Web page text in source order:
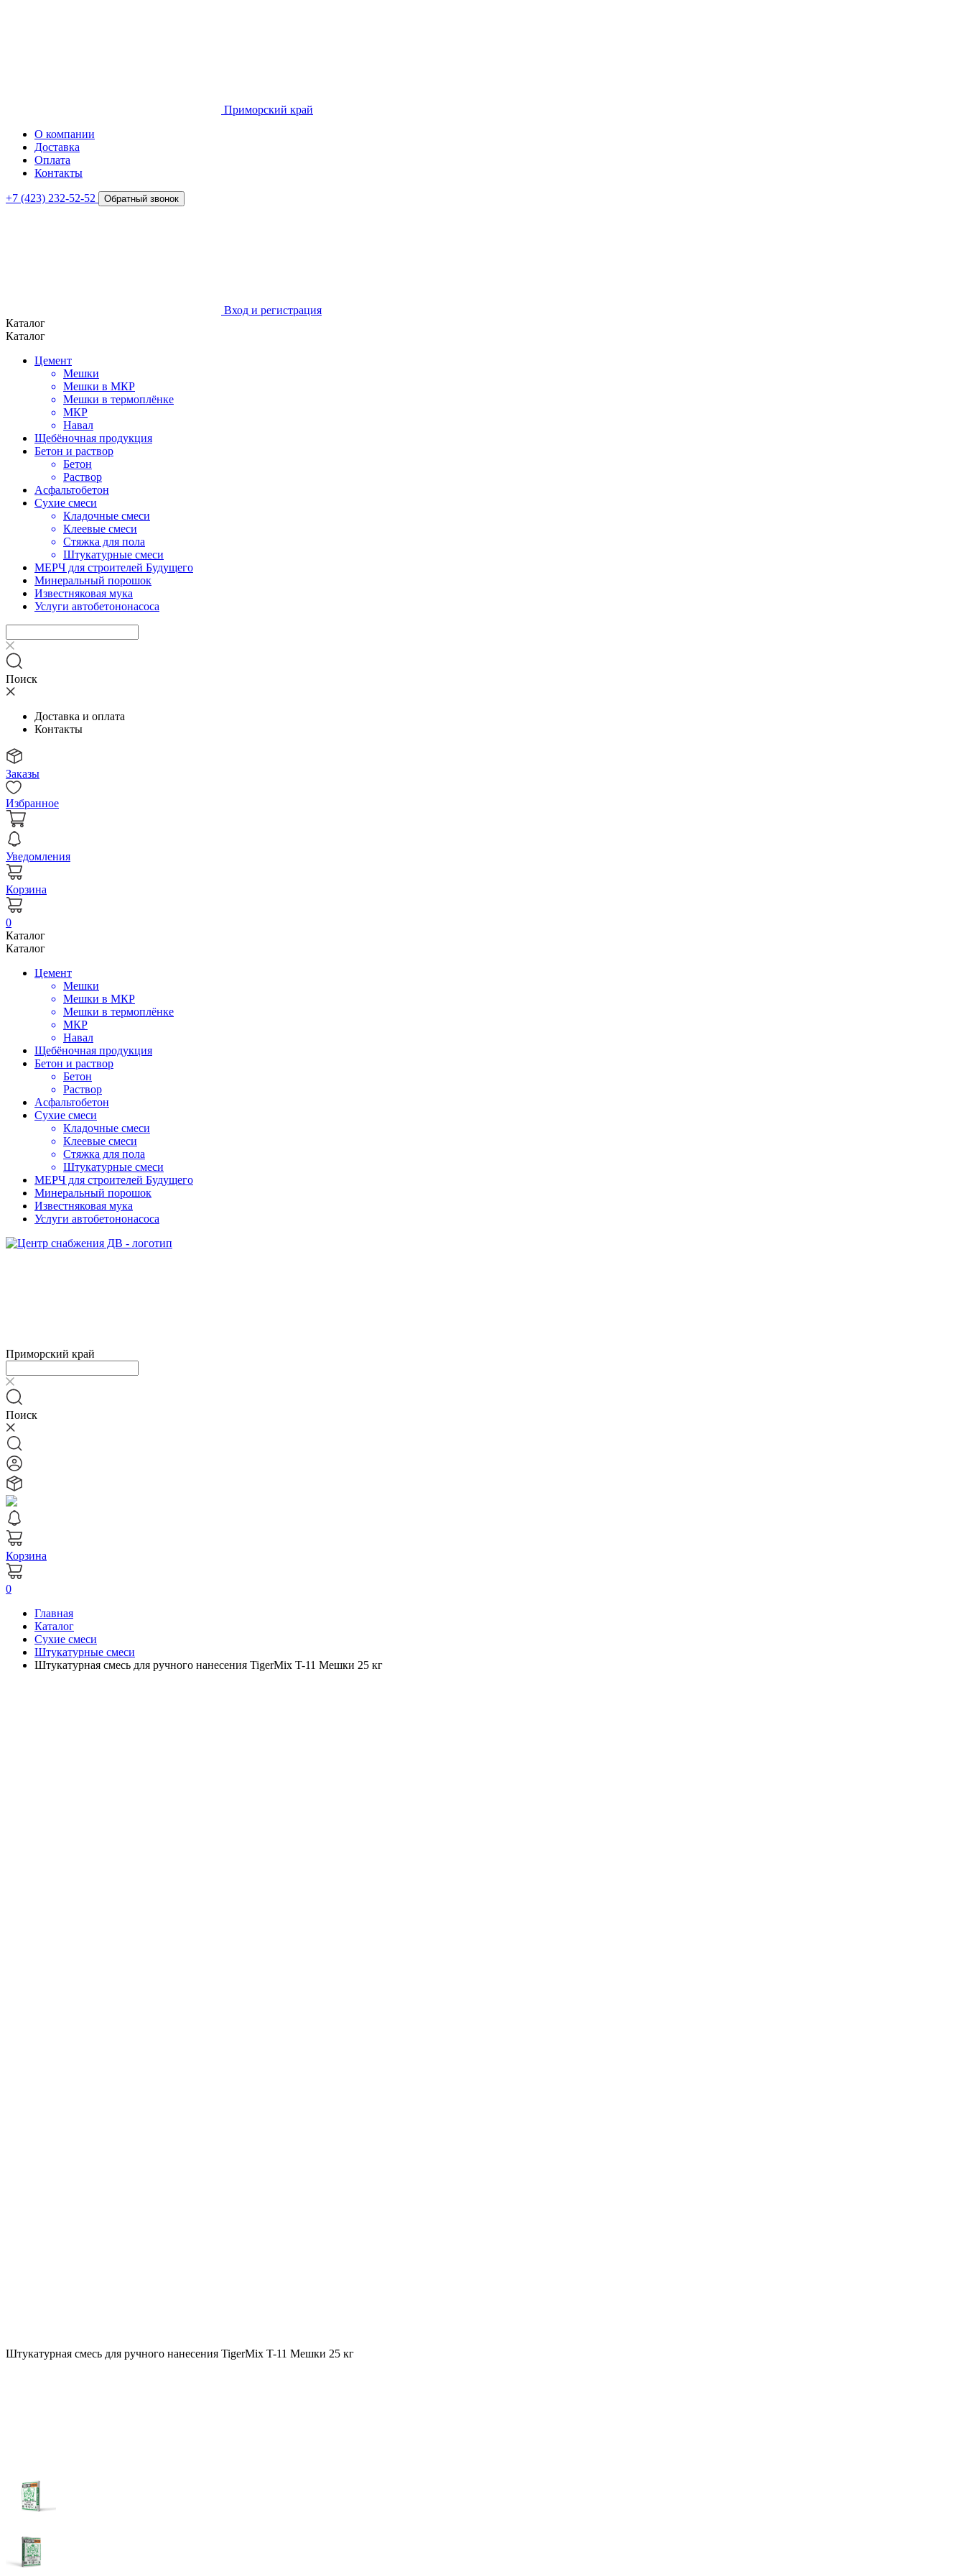
Приморский край
О компании
Доставка
Оплата
Контакты
+7 (423) 232-52-52 Обратный звонок
Вход и регистрация
Каталог
Каталог
Цемент
Мешки
Мешки в МКР
Мешки в термоплёнке
МКР
Навал
Щебёночная продукция
Бетон и раствор
Бетон
Раствор
Асфальтобетон
Сухие смеси
Кладочные смеси
Клеевые смеси
Стяжка для пола
Штукатурные смеси
МЕРЧ для строителей Будущего
Минеральный порошок
Известняковая мука
Услуги автобетононасоса
Поиск
Доставка и оплата
Контакты
Заказы
Избранное
Уведомления
Корзина
0
Каталог
Каталог
Цемент
Мешки
Мешки в МКР
Мешки в термоплёнке
МКР
Навал
Щебёночная продукция
Бетон и раствор
Бетон
Раствор
Асфальтобетон
Сухие смеси
Кладочные смеси
Клеевые смеси
Стяжка для пола
Штукатурные смеси
МЕРЧ для строителей Будущего
Минеральный порошок
Известняковая мука
Услуги автобетононасоса
Приморский край
Поиск
Корзина
0
Главная
Каталог
Сухие смеси
Штукатурные смеси
Штукатурная смесь для ручного нанесения TigerMix T-11 Мешки 25 кг
Штукатурная смесь для ручного нанесения TigerMix T-11 Мешки 25 кг